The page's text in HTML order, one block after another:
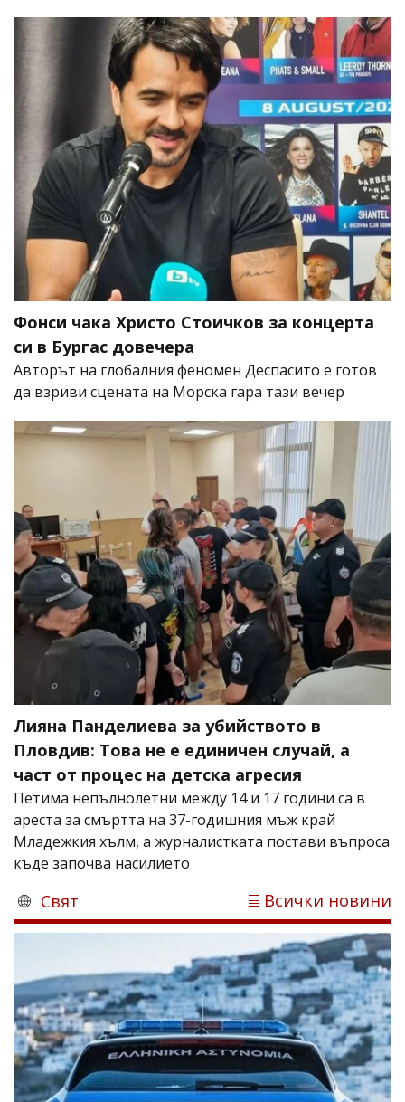
Фонси чака Христо Стоичков за концерта
си в Бургас довечера
Авторът на глобалния феномен Деспасито е готов
да взриви сцената на Морска гара тази вечер
Лияна Панделиева за убийството в
Пловдив: Това не е единичен случай, а
част от процес на детска агресия
Петима непълнолетни между 14 и 17 години са в
ареста за смъртта на 37-годишния мъж край
Младежкия хълм, а журналистката постави въпроса
къде започва насилието
Свят Всички новини